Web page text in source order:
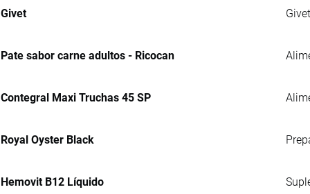
Givet
Pate sabor carne adultos - Ricocan
Contegral Maxi Truchas 45 SP
Royal Oyster Black
Hemovit B12 Líquido